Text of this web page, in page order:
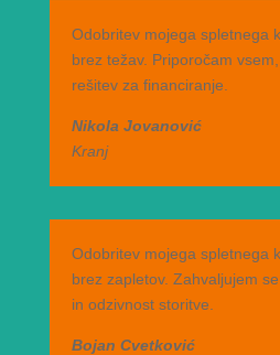
Odobritev mojega spletnega
brez težav. Priporočam
rešitev za financiranje.
Nikola Jovanović
Kranj
Odobritev mojega spletnega
brez zapletov. Zahvaljujem
in odzivnost storitve.
Bojan Cvetković